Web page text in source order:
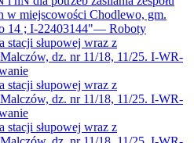
w miejscowości Chodlewo, gm.
14 ; I-22403144"— Roboty
stacji słupowej wraz z
dz. nr 11/18, 11/25. I-WR-
stacji słupowej wraz z
dz. nr 11/18, 11/25. I-WR-
stacji słupowej wraz z